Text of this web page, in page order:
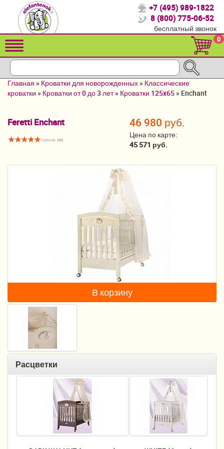
Спасибо, что выбрали нас!
Распродажа!
Детские коляски
Кроватки для новорожденных
Постельные принадлежности
Манежи
Безопасность ребенка
Ходунки и прыгунки
Игры и развитие
Принадлежности для выписки
Сумки для мам и детей
+7 (495) 989-1822
8 (800) 775-06-52
бесплатный звонок
0
Главная » Кроватки для новорожденных » Классические
кроватки » Кроватки от 0 до 3 лет» Кроватки 125x65 » Enchant
Feretti Enchant
голосов: (40)
46 980 руб.
Цена по карте:
45 571 руб.
В корзину
Расцветки